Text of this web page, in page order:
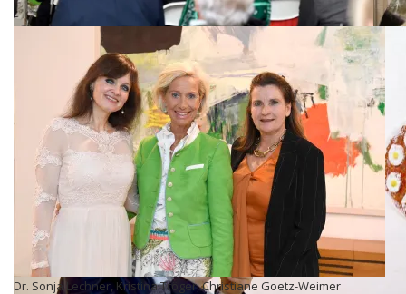
/ „CeU-Kultur exklusiv“ – Vortrag in der Galerie Vogdt in München / 6.
2018
Dr. Sonja Lechner
Dr. Sonja Lechner, Kristina Tröger, Christiane Goetz-Weimer